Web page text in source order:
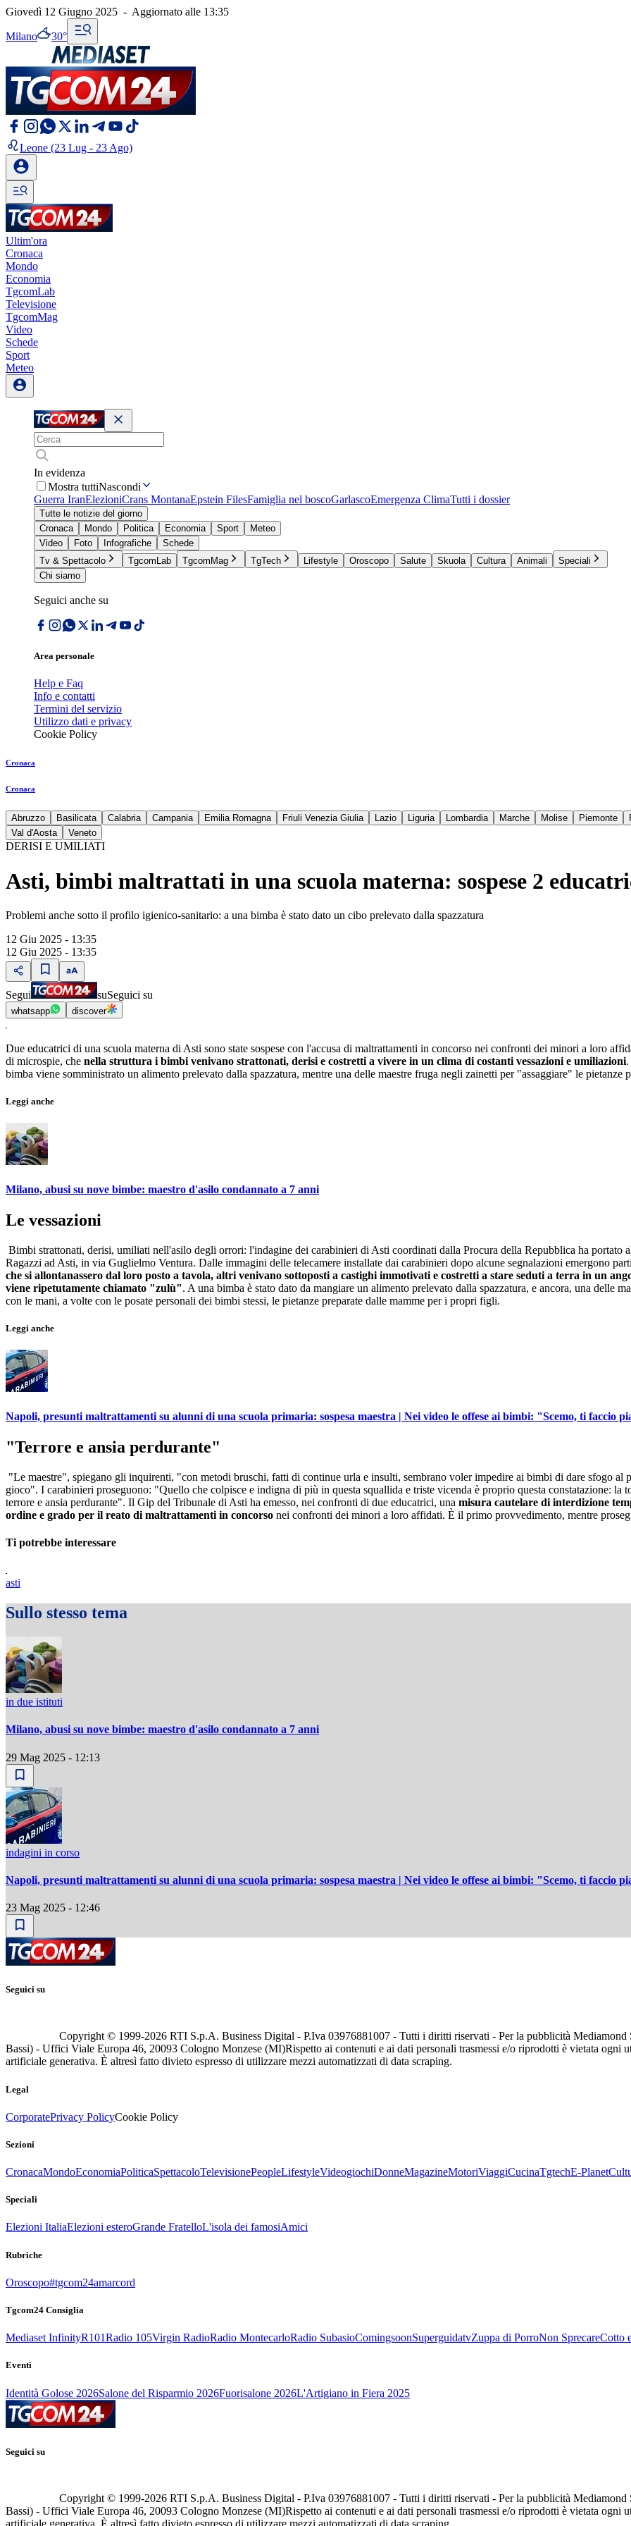
Giovedì 12 Giugno 2025 - Aggiornato alle 13:35
Milano 30°
Leone (23 Lug - 23 Ago)
Ultim'ora
Cronaca
Mondo
Economia
TgcomLab
Televisione
TgcomMag
Video
Schede
Sport
Meteo
In evidenza
Mostra tuttiNascondi
Guerra IranElezioniCrans MontanaEpstein FilesFamiglia nel boscoGarlascoEmergenza ClimaTutti i dossier
Tutte le notizie del giorno
Cronaca
Mondo Politica Economia Sport
Meteo
Video
Foto Infografiche
Schede
Tv & Spettacolo
TgcomLab TgcomMag TgTech Lifestyle Oroscopo Salute Skuola Cultura Animali
Speciali
Chi siamo
Seguici anche su
Area personale
Help e Faq
Info e contatti
Termini del servizio
Utilizzo dati e privacy
Cookie Policy
Cronaca
Cronaca
Abruzzo Basilicata Calabria Campania Emilia Romagna Friuli Venezia Giulia Lazio Liguria Lombardia Marche Molise Piemonte
Val d'Aosta
Veneto
DERISI E UMILIATI
Asti, bimbi maltrattati in una scuola materna: sospese 2
Problemi anche sotto il profilo igienico-sanitario: a una bimba è stato dato un cibo prelevato dalla spazzatura
12 Giu 2025 - 13:35
12 Giu 2025 - 13:35
Segui suSeguici su
whatsapp discover
Due educatrici di una scuola materna di Asti sono state sospese con l'accusa di maltrattamenti in concorso nei confronti dei minori a loro
di microspie, che nella struttura i bimbi venivano strattonati, derisi e costretti a vivere in un clima di costanti vessazioni e umiliazioni
bimba viene somministrato un alimento prelevato dalla spazzatura, mentre una delle maestre fruga negli zainetti per "assaggiare" le pietanze
Leggi anche
Milano, abusi su nove bimbe: maestro d'asilo condannato a 7 anni
Le vessazioni
Bimbi strattonati, derisi, umiliati nell'asilo degli orrori: l'indagine dei carabinieri di Asti coordinati dalla Procura della Repubblica ha
Ragazzi ad Asti, in via Guglielmo Ventura. Dalle immagini delle telecamere installate dai carabinieri dopo alcune segnalazioni emergono
che si allontanassero dal loro posto a tavola, altri venivano sottoposti a castighi immotivati e costretti a stare seduti a terra in un
viene ripetutamente chiamato "zulù". A una bimba è stato dato da mangiare un alimento prelevato dalla spazzatura, e ancora, una delle
con le mani, a volte con le posate personali dei bimbi stessi, le pietanze preparate dalle mamme per i propri figli.
Leggi anche
Napoli, presunti maltrattamenti su alunni di una scuola primaria: sospesa maestra | Nei video le offese ai bimbi: "Scemo, ti faccio
"Terrore e ansia perdurante"
"Le maestre", spiegano gli inquirenti, "con metodi bruschi, fatti di continue urla e insulti, sembrano voler impedire ai bimbi di dare sfogo al
gioco". I carabinieri proseguono: "Quello che colpisce e indigna di più in questa squallida e triste vicenda è proprio questa constatazione: la
terrore e ansia perdurante". Il Gip del Tribunale di Asti ha emesso, nei confronti di due educatrici, una misura cautelare di interdizione
ordine e grado per il reato di maltrattamenti in concorso nei confronti dei minori a loro affidati. È il primo provvedimento, mentre
Ti potrebbe interessare
asti
Sullo stesso tema
in due istituti
Milano, abusi su nove bimbe: maestro d'asilo condannato a 7 anni
29 Mag 2025 - 12:13
indagini in corso
Napoli, presunti maltrattamenti su alunni di una scuola primaria: sospesa maestra | Nei video le offese ai bimbi: "Scemo, ti faccio
23 Mag 2025 - 12:46
Seguici su
Copyright © 1999-2026 RTI S.p.A. Business Digital - P.Iva 03976881007 - Tutti i diritti riservati - Per la pubblicità
Bassi) - Uffici Viale Europa 46, 20093 Cologno Monzese (MI)Rispetto ai contenuti e ai dati personali trasmessi e/o riprodotti è vietata ogni
artificiale generativa. È altresì fatto divieto espresso di utilizzare mezzi automatizzati di data scraping.
Legal
CorporatePrivacy PolicyCookie Policy
Sezioni
CronacaMondoEconomiaPoliticaSpettacoloTelevisionePeopleLifestyleVideogiochiDonneMagazineMotoriViaggiCucinaTgtechE-Planet
Speciali
Elezioni ItaliaElezioni esteroGrande FratelloL'isola dei famosiAmici
Rubriche
Oroscopo#tgcom24amarcord
Tgcom24 Consiglia
Mediaset InfinityR101Radio 105Virgin RadioRadio MontecarloRadio SubasioComingsoonSuperguidatvZuppa di PorroNon SprecareCotto
Eventi
Identità Golose 2026Salone del Risparmio 2026Fuorisalone 2026L'Artigiano in Fiera 2025
Seguici su
Copyright © 1999-2026 RTI S.p.A. Business Digital - P.Iva 03976881007 - Tutti i diritti riservati - Per la pubblicità
Bassi) - Uffici Viale Europa 46, 20093 Cologno Monzese (MI)Rispetto ai contenuti e ai dati personali trasmessi e/o riprodotti è vietata ogni
artificiale generativa. È altresì fatto divieto espresso di utilizzare mezzi automatizzati di data scraping.